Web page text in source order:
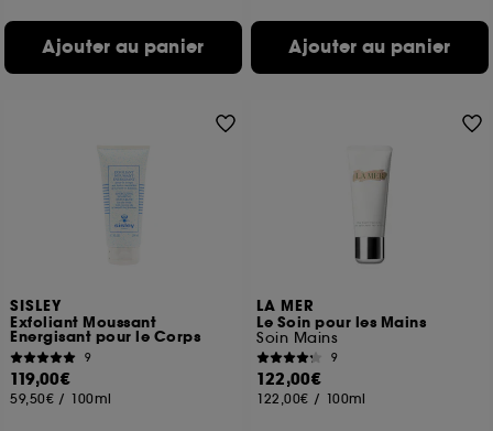
Ajouter au panier Ajouter au panier
SISLEY
Exfoliant Moussant
Energisant pour le Corps
9
119,00€
59,50€ / 100ml
LA MER
Le Soin pour les Mains
Soin Mains
9
122,00€
122,00€ / 100ml